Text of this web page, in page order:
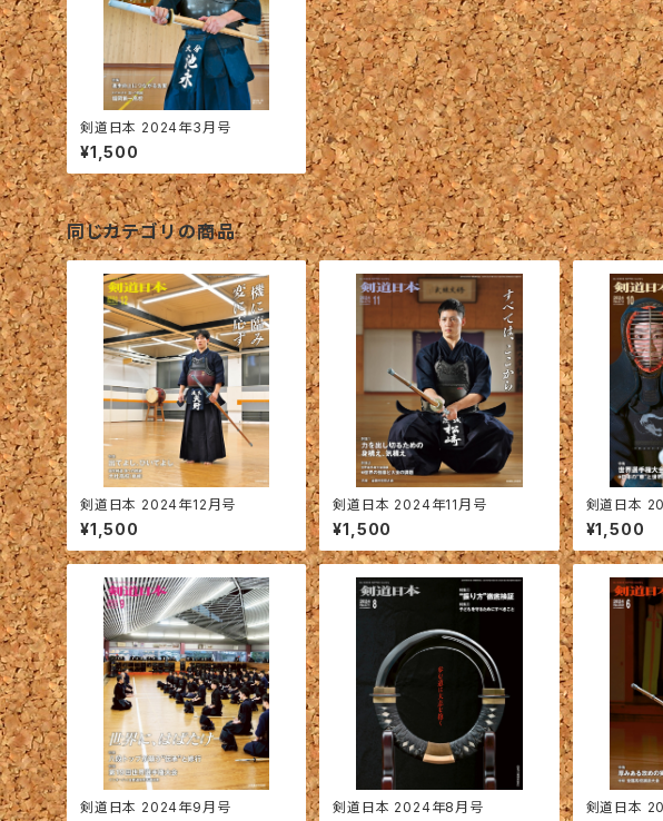
剣道日本 2024年3月号
¥1,500
同じカテゴリの商品
剣道日本 2024年12月号
¥1,500
剣道日本 2024年11月号
¥1,500
剣道日本
¥1,500
剣道日本 2024年9月号 剣道日本 2024年8月号 剣道日本